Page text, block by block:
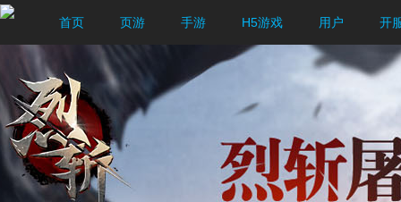
首页 页游 手游 H5游戏 用户 开